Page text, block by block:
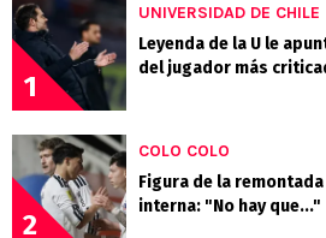
1
UNIVERSIDAD DE CHILE
Leyenda de la U le
del jugador más
2
COLO COLO
Figura de la
interna: "No hay que..."